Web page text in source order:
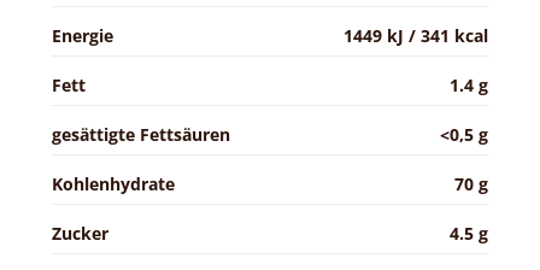
Energie 1449 kJ / 341 kcal
Fett 1.4 g
gesättigte Fettsäuren <0,5 g
Kohlenhydrate 70 g
Zucker 4.5 g